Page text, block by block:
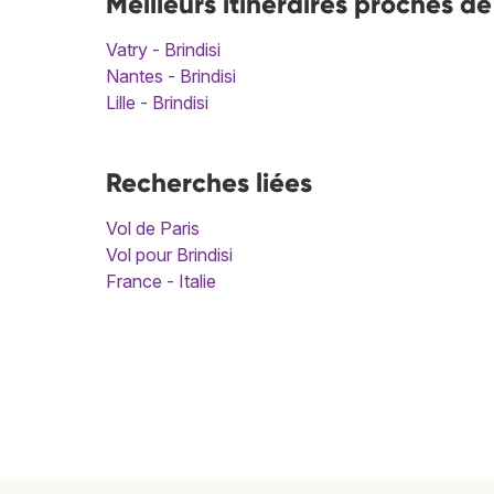
Vatry - Brindisi
Nantes - Brindisi
Lille - Brindisi
Recherches liées
Vol de Paris
Vol pour Brindisi
France - Italie